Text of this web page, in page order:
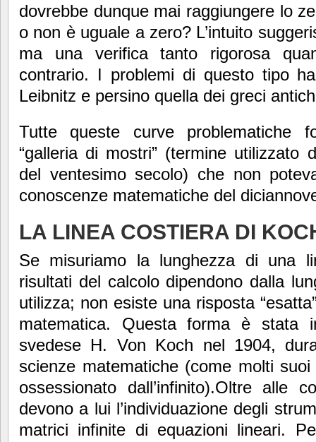
dovrebbe dunque mai raggiungere lo
o non è uguale a zero? L’intuito
ma una verifica tanto rigorosa
contrario. I problemi di questo tipo
Leibnitz e persino quella dei greci
Tutte queste curve problematiche
“galleria di mostri” (termine utilizzato
del ventesimo secolo) che non
conoscenze matematiche del
LA LINEA COSTIERA DI
Se misuriamo la lunghezza di una
risultati del calcolo dipendono dalla
utilizza; non esiste una risposta
matematica. Questa forma è stata
svedese H. Von Koch nel 1904,
scienze matematiche (come molti
ossessionato dall’infinito).Oltre alle
devono a lui l’individuazione degli
matrici infinite di equazioni lineari.